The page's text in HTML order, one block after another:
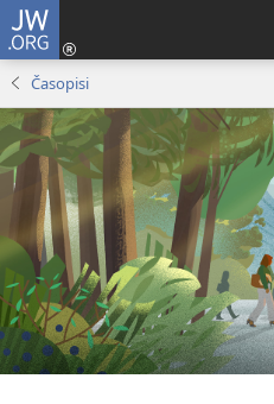
JW.ORG
Časopisi